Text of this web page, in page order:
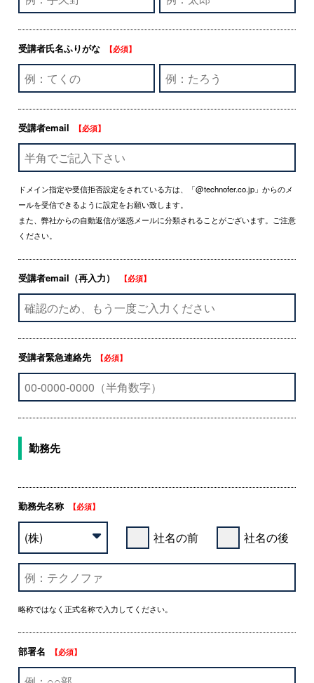
受講者氏名ふりがな 【必須】
受講者email 【必須】
ドメイン指定や受信拒否設定をされている方は、「@technofer.co.jp」からのメ
ールを受信できるように設定をお願い致します。
また、弊社からの自動返信が迷惑メールに分類されることがございます。ご注意
ください。
受講者email（再入力） 【必須】
受講者緊急連絡先 【必須】
勤務先
勤務先名称 【必須】
社名の前 社名の後
略称ではなく正式名称で入力してください。
部署名 【必須】